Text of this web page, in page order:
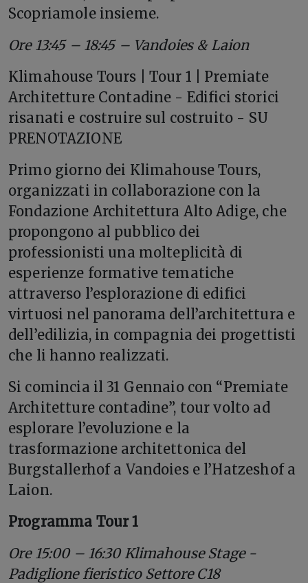
Scopriamole insieme.
Ore 13:45 – 18:45 – Vandoies & Laion
Klimahouse Tours | Tour 1 | Premiate
Architetture Contadine - Edifici storici
risanati e costruire sul costruito - SU
PRENOTAZIONE
Primo giorno dei Klimahouse Tours,
organizzati in collaborazione con la
Fondazione Architettura Alto Adige, che
propongono al pubblico dei
professionisti una molteplicità di
esperienze formative tematiche
attraverso l’esplorazione di edifici
virtuosi nel panorama dell’architettura e
dell’edilizia, in compagnia dei progettisti
che li hanno realizzati.
Si comincia il 31 Gennaio con “Premiate
Architetture contadine”, tour volto ad
esplorare l’evoluzione e la
trasformazione architettonica del
Burgstallerhof a Vandoies e l’Hatzeshof a
Laion.
Programma Tour 1
Ore 15:00 – 16:30 Klimahouse Stage -
Padiglione fieristico Settore C18